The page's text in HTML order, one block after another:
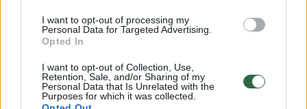
I want to opt-out of processing my
Personal Data for Targeted Advertising.
Opted In
I want to opt-out of Collection, Use,
Retention, Sale, and/or Sharing of my
Personal Data that Is Unrelated with the
Purposes for which it was collected.
technologijas, mentorystę ir realų rinkos
testavimą.
Švietimo naujienos
Lietuvos Junior Achievement